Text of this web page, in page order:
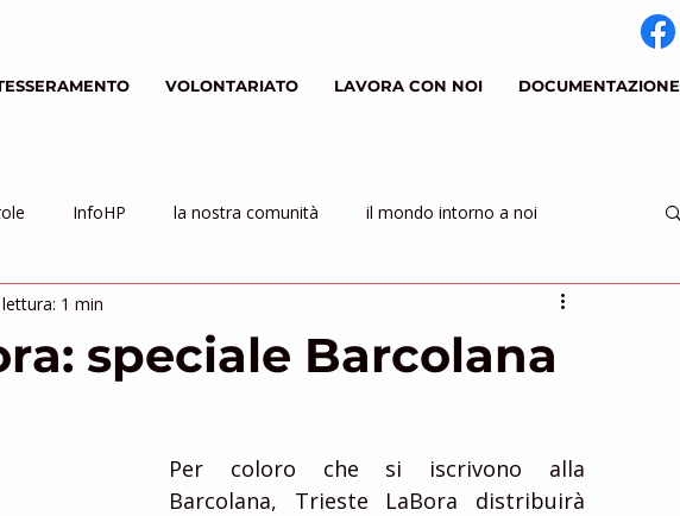
VOLONTARIATO LAVORA CON NOI DOCUMENTAZIONE
InfoHP la nostra comunità il mondo intorno a noi
speciale Barcolana
1 min
Per coloro che si iscrivono alla
Barcolana, Trieste LaBora distribuirà